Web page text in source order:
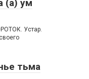
(а) ум
Устар.
тьма